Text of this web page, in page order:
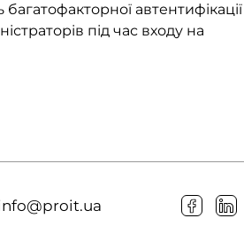
автентифікації
під час входу на